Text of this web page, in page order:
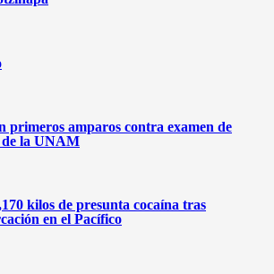
primeros amparos contra examen de
de la UNAM
kilos de presunta cocaína tras
en el Pacífico